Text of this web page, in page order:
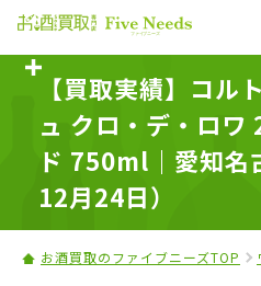
【買取実績】コル
ュ クロ・デ・ロワ
ド 750ml｜愛知名
12月24日）
お酒買取のファイブニーズTOP